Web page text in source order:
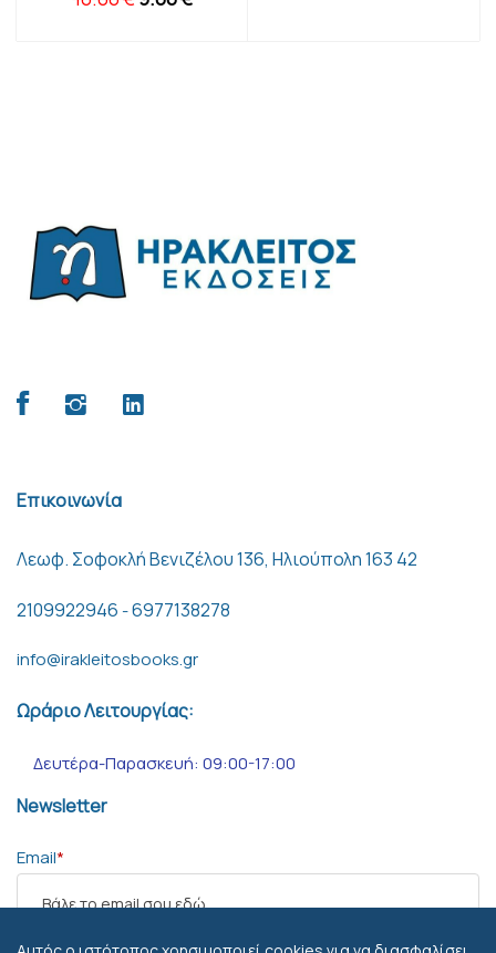
Επικοινωνία
Λεωφ. Σοφοκλή Βενιζέλου 136, Ηλιούπολη 163 42
2109922946 -6977138278
info@irakleitosbooks.gr
Ωράριο Λειτουργίας:
Δευτέρα-Παρασκευή: 09:00-17:00
Newsletter
Email*